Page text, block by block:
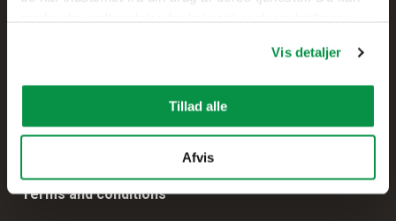
Vis detaljer
Tillad alle
Afvis
Lederskab
Terms and conditions